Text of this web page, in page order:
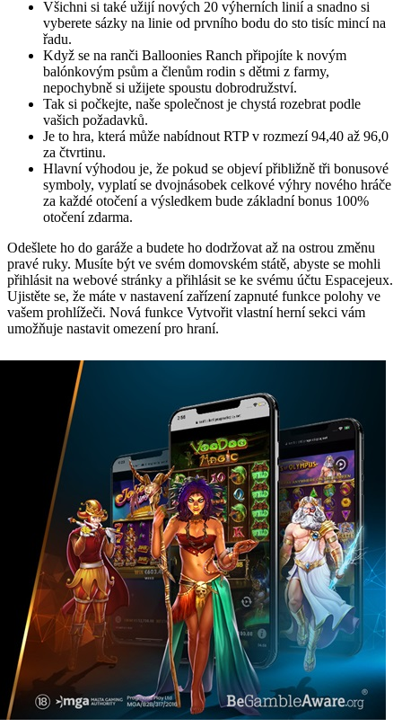
Všichni si také užijí nových 20 výherních linií a snadno si
vyberete sázky na linie od prvního bodu do sto tisíc mincí na
řadu.
Když se na ranči Balloonies Ranch připojíte k novým
balónkovým psům a členům rodin s dětmi z farmy,
nepochybně si užijete spoustu dobrodružství.
Tak si počkejte, naše společnost je chystá rozebrat podle
vašich požadavků.
Je to hra, která může nabídnout RTP v rozmezí 94,40 až 96,0
za čtvrtinu.
Hlavní výhodou je, že pokud se objeví přibližně tři bonusové
symboly, vyplatí se dvojnásobek celkové výhry nového hráče
za každé otočení a výsledkem bude základní bonus 100%
otočení zdarma.
Odešlete ho do garáže a budete ho dodržovat až na ostrou změnu
pravé ruky. Musíte být ve svém domovském státě, abyste se mohli
přihlásit na webové stránky a přihlásit se ke svému účtu Espacejeux.
Ujistěte se, že máte v nastavení zařízení zapnuté funkce polohy ve
vašem prohlížeči. Nová funkce Vytvořit vlastní herní sekci vám
umožňuje nastavit omezení pro hraní.